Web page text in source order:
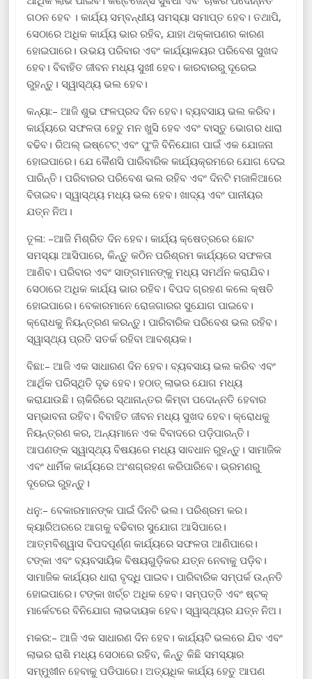
ଗଠନ ହେବ । କାର୍ଯ୍ୟ ସମ୍ବନ୍ଧୀୟ ସମସ୍ୟା ସମାପ୍ତ ହେବ। ତଥାପି,
ସେଠାରେ ଅଧିକ କାର୍ଯ୍ୟ ଭାର ରହିବ, ଯାହା ଥକ୍କାପଣର କାରଣ
ହୋଇପାରେ। ଉଭୟ ପରିବାର ଏବଂ କାର୍ଯ୍ୟାଳୟର ପରିବେଶ ସୁଖଦ
ହେବ। ବିବାହିତ ଜୀବନ ମଧ୍ୟ ସୁଖୀ ହେବ। କାରବାରରୁ ଦୂରେଇ
ରୁହନ୍ତୁ। ସ୍ୱାସ୍ଥ୍ୟ ଭଲ ହେବ।
କନ୍ୟା:– ଆଜି ଶୁଭ ଫଳପ୍ରଦ ଦିନ ହେବ। ବ୍ୟବସାୟ ଭଲ କରିବ।
କାର୍ଯ୍ୟରେ ସଫଳତା ହେତୁ ମନ ଖୁସି ହେବ ଏବଂ ବାସ୍ତୁ ଭୋଗର ଧାରା
ବଢିବ। ରିଅଲ୍ ଇଷ୍ଟେଟ୍ ଏବଂ ପୁଂଜି ବିନିଯୋଗ ପାଇଁ ଏକ ଯୋଜନା
ହୋଇପାରେ। ଯେ କୈଣସି ପାରିବାରିକ କାର୍ଯ୍ୟକ୍ରମରେ ଯୋଗ ଦେଇ
ପାରିନ୍ତି। ପରିବାରର ପରିବେଶ ଭଲ ରହିବ ଏବଂ ଦିନଟି ମଜାଳିଆରେ
ବିତାଇବ। ସ୍ୱାସ୍ଥ୍ୟ ମଧ୍ୟ ଭଲ ହେବ। ଖାଦ୍ୟ ଏବଂ ପାନୀୟର
ଯତ୍ନ ନିଅ।
ତୂଳା: –ଆଜି ମିଶ୍ରିତ ଦିନ ହେବ। କାର୍ଯ୍ୟ କ୍ଷେତ୍ରରେ ଛୋଟ
ସମସ୍ୟା ଆସିପାରେ, କିନ୍ତୁ କଠିନ ପରିଶ୍ରମ କାର୍ଯ୍ୟରେ ସଫଳତା
ଆଣିବ। ପରିବାର ଏବଂ ସାଙ୍ଗମାନଙ୍କୁ ମଧ୍ୟ ସମର୍ଥନ କରାଯିବ।
ସେଠାରେ ଅଧିକ କାର୍ଯ୍ୟ ଭାର ରହିବ। ବିପଦ ଗ୍ରହଣ କଲେ କ୍ଷତି
ହୋଇପାରେ। ବେକାରମାନେ ରୋଜଗାରର ସୁଯୋଗ ପାଇବେ।
କ୍ରୋଧକୁ ନିୟନ୍ତ୍ରଣ କରନ୍ତୁ। ପାରିବାରିକ ପରିବେଶ ଭଲ ରହିବ।
ସ୍ୱାସ୍ଥ୍ୟ ପ୍ରତି ସତର୍କ ରହିବା ଆବଶ୍ୟକ।
ବିଛା:– ଆଜି ଏକ ସାଧାରଣ ଦିନ ହେବ। ବ୍ୟବସାୟ ଭଲ କରିବ ଏବଂ
ଆର୍ଥିକ ପରିସ୍ଥିତି ଦୃଢ ହେବ। ହଠାତ୍ ଲାଭର ଯୋଗ ମଧ୍ୟ
କରାଯାଉଛି। ଚାକିରିରେ ସ୍ଥାନାନ୍ତର କିମ୍ବା ପଦୋନ୍ନତି ହେବାର
ସମ୍ଭାବନା ରହିବ। ବିବାହିତ ଜୀବନ ମଧ୍ୟ ସୁଖଦ ହେବ। କ୍ରୋଧକୁ
ନିୟନ୍ତ୍ରଣ କର, ଅନ୍ୟମାନେ ଏକ ବିବାଦରେ ପଡ଼ିପାରନ୍ତି।
ଆପଣଙ୍କ ସ୍ୱାସ୍ଥ୍ୟ ବିଷୟରେ ମଧ୍ୟ ସାବଧାନ ରୁହନ୍ତୁ। ସାମାଜିକ
ଏବଂ ଧାର୍ମିକ କାର୍ଯ୍ୟରେ ଅଂଶଗ୍ରହଣ କରିପାରିବେ। ଭ୍ରମଣରୁ
ଦୂରେଇ ରୁହନ୍ତୁ।
ଧନୁ:– ବେକାରମାନଙ୍କ ପାଇଁ ଦିନଟି ଭଲ। ପରିଶ୍ରମ କର।
କ୍ୟାରିଅରରେ ଆଗକୁ ବଢିବାର ସୁଯୋଗ ଆସିପାରେ।
ଆତ୍ମବିଶ୍ୱାସ ବିପଦପୂର୍ଣ୍ଣ କାର୍ଯ୍ୟରେ ସଫଳତା ଆଣିପାରେ।
ଟଙ୍କା ଏବଂ ବ୍ୟବସାୟିକ ବିଷୟଗୁଡ଼ିକର ଯତ୍ନ ନେବାକୁ ପଡ଼ିବ।
ସାମାଜିକ କାର୍ଯ୍ୟର ଧାରା ବୃଦ୍ଧି ପାଇବ। ପାରିବାରିକ ସମ୍ପର୍କ ଉନ୍ନତି
ହୋଇପାରେ। ଟଙ୍କା ଖର୍ଚ୍ଚ ଅଧିକ ହେବ। ସମ୍ପତ୍ତି ଏବଂ ଷ୍ଟକ୍
ମାର୍କେଟରେ ବିନିଯୋଗ ଲାଭଦାୟକ ହେବ। ସ୍ୱାସ୍ଥ୍ୟର ଯତ୍ନ ନିଅ।
ମକର:– ଆଜି ଏକ ସାଧାରଣ ଦିନ ହେବ। କାର୍ଯ୍ୟଟି ଭଲରେ ଯିବ ଏବଂ
ଲାଭର ରାଶି ମଧ୍ୟ ସେଠାରେ ରହିବ, କିନ୍ତୁ କିଛି ସମସ୍ୟାର
ସମ୍ମୁଖୀନ ହେବାକୁ ପଡିପାରେ। ଅତ୍ୟଧିକ କାର୍ଯ୍ୟ ହେତୁ ଆପଣ